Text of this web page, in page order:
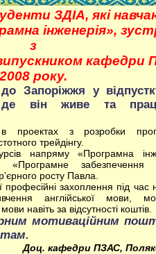
ЗДІА, які
інженерія»,
з
кафедри
2008 року.
Запоріжжя у
де він живе та
проектах з розробки
трейдінгу.
напряму «Програмна
«Програмне забезпечення
росту Павла.
професійні захоплення під час
англійської мови,
навіть за відсутності коштів.
мотиваційним
Доц. кафедри ПЗАС,